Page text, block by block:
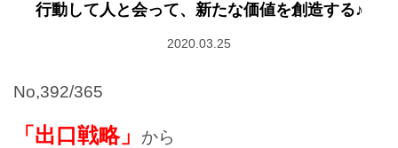
行動して人と会って、新たな価値を創造する♪
2020.03.25
No,392/365
「出口戦略」 から